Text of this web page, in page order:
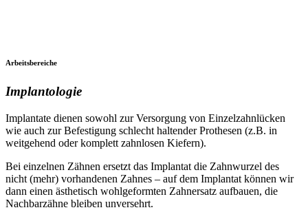
Arbeitsbereiche
Implantologie
Implantate dienen sowohl zur Versorgung von Einzelzahnlücken
wie auch zur Befestigung schlecht haltender Prothesen (z.B. in
weitgehend oder komplett zahnlosen Kiefern).
Bei einzelnen Zähnen ersetzt das Implantat die Zahnwurzel des
nicht (mehr) vorhandenen Zahnes – auf dem Implantat können wir
dann einen ästhetisch wohlgeformten Zahnersatz aufbauen, die
Nachbarzähne bleiben unversehrt.